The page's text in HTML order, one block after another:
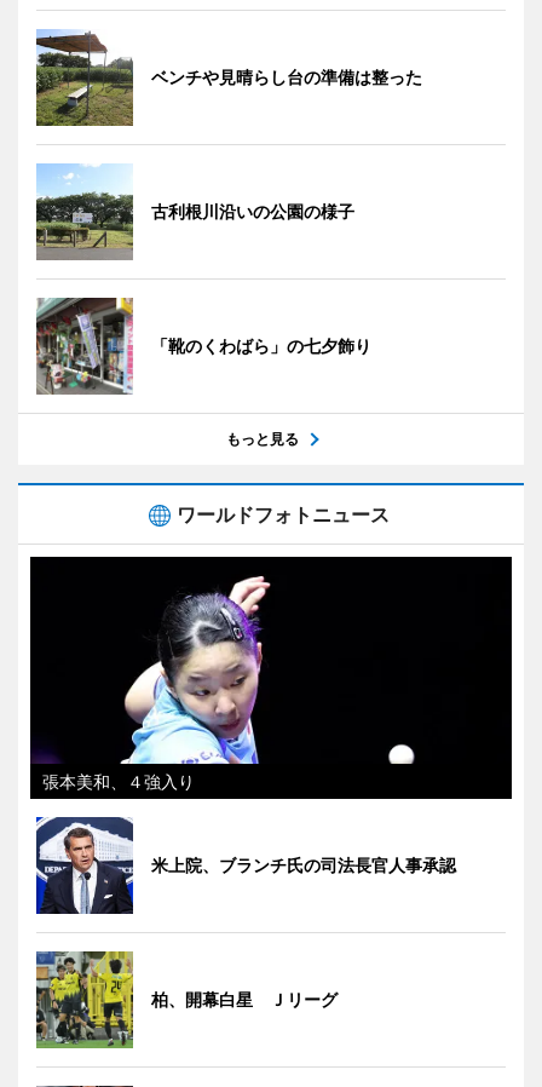
ベンチや見晴らし台の準備は整った
古利根川沿いの公園の様子
「靴のくわばら」の七夕飾り
もっと見る
ワールドフォトニュース
張本美和、４強入り
米上院、ブランチ氏の司法長官人事承認
柏、開幕白星 Ｊリーグ